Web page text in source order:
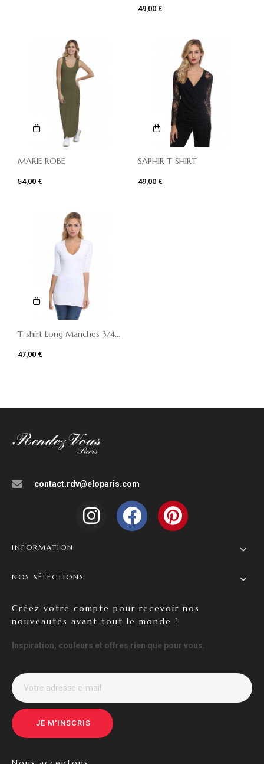
49,00 €
MARIE ROBE
54,00 €
SAPHIR T-SHIRT
49,00 €
T-shirt Long Manches 3/4...
47,00 €
contact.rdv@eloparis.com
INFORMATION
NOS SÉLECTIONS
Créez votre compte pour recevoir nos
nouveautés avant tout le monde !
Inspiration, couleurs et offres rien que pour vous.
JE M'INSCRIS